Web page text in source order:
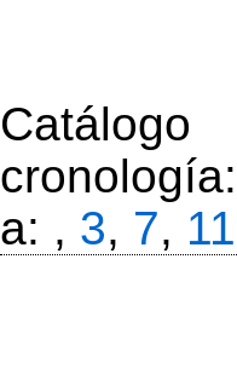
a: , 3, 7, 11